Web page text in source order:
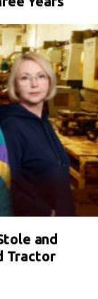
and
Tractor